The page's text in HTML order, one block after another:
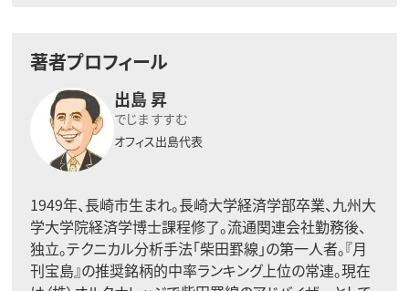
著者プロフィール
出島 昇
でじま すすむ
オフィス出島代表
1949年、長崎市生まれ。長崎大学経済学部卒業、九州大
学大学院経済学博士課程修了。流通関連会社勤務後、
独立。テクニカル分析手法「柴田罫線」の第一人者。『月
刊宝島』の推奨銘柄的中率ランキング上位の常連。現在